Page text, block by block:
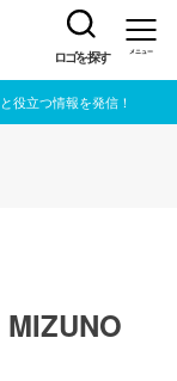
ロゴを探す メニュー
役立つ情報を発信！